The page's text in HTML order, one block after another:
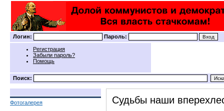
Логин: Пароль:
Регистрация
Забыли пароль?
Помощь
Поиск:
Фотогалерея Судьбы наши